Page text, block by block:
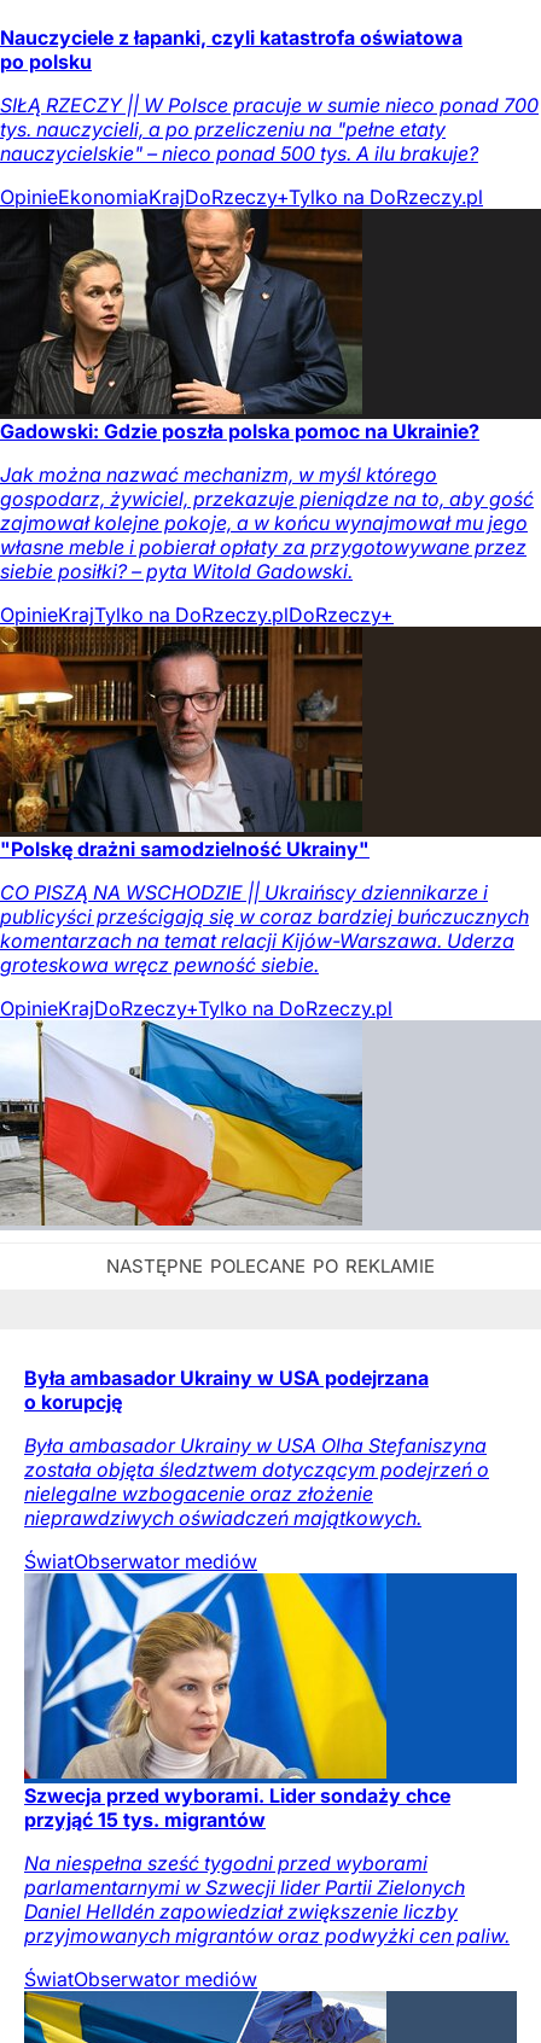
Nauczyciele z łapanki, czyli katastrofa oświatowa
po polsku
SIŁĄ RZECZY || W Polsce pracuje w sumie nieco ponad 700
tys. nauczycieli, a po przeliczeniu na "pełne etaty
nauczycielskie" – nieco ponad 500 tys. A ilu brakuje?
OpinieEkonomiaKrajDoRzeczy+Tylko na DoRzeczy.pl
Gadowski: Gdzie poszła polska pomoc na Ukrainie?
Jak można nazwać mechanizm, w myśl którego
gospodarz, żywiciel, przekazuje pieniądze na to, aby gość
zajmował kolejne pokoje, a w końcu wynajmował mu jego
własne meble i pobierał opłaty za przygotowywane przez
siebie posiłki? – pyta Witold Gadowski.
OpinieKrajTylko na DoRzeczy.plDoRzeczy+
"Polskę drażni samodzielność Ukrainy"
CO PISZĄ NA WSCHODZIE || Ukraińscy dziennikarze i
publicyści prześcigają się w coraz bardziej buńczucznych
komentarzach na temat relacji Kijów-Warszawa. Uderza
groteskowa wręcz pewność siebie.
OpinieKrajDoRzeczy+Tylko na DoRzeczy.pl
Była ambasador Ukrainy w USA podejrzana
o korupcję
Była ambasador Ukrainy w USA Olha Stefaniszyna
została objęta śledztwem dotyczącym podejrzeń o
nielegalne wzbogacenie oraz złożenie
nieprawdziwych oświadczeń majątkowych.
ŚwiatObserwator mediów
Szwecja przed wyborami. Lider sondaży chce
przyjąć 15 tys. migrantów
Na niespełna sześć tygodni przed wyborami
parlamentarnymi w Szwecji lider Partii Zielonych
Daniel Helldén zapowiedział zwiększenie liczby
przyjmowanych migrantów oraz podwyżki cen paliw.
ŚwiatObserwator mediów